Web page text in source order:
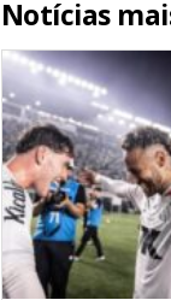
Notícias